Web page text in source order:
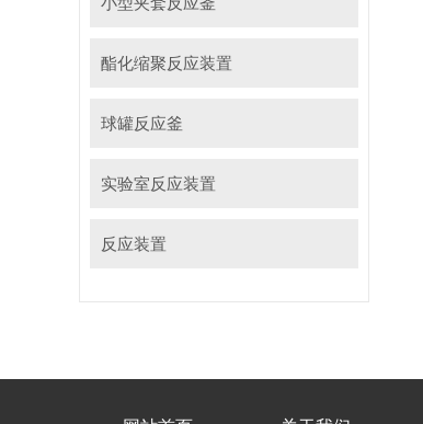
酯化缩聚反应装置
球罐反应釜
实验室反应装置
反应装置